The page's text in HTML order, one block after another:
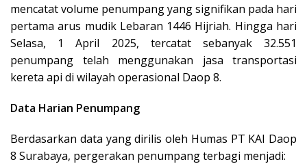
mencatat volume penumpang yang signifikan pada hari
pertama arus mudik Lebaran 1446 Hijriah. Hingga hari
Selasa, 1 April 2025, tercatat sebanyak 32.551
penumpang telah menggunakan jasa transportasi
kereta api di wilayah operasional Daop 8.
Data Harian Penumpang
Berdasarkan data yang dirilis oleh Humas PT KAI Daop
8 Surabaya, pergerakan penumpang terbagi menjadi: